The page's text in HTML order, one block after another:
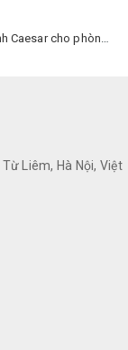
Kinh nghiệm chọn mua thiết bị vệ sinh Caesar cho phòng trọ
Liêm, Hà Nội, Việt